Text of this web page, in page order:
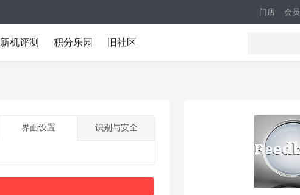
门店 会员
新机评测 积分乐园 旧社区
界面设置 识别与安全